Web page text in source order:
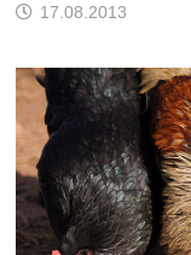
17.08.2013